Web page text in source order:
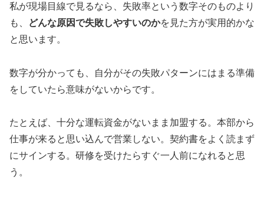
私が現場目線で見るなら、失敗率という数字そのものより
も、
どんな原因で失敗しやすいのかを見た方が実用的かな
と思います。
数字が分かっても、自分がその失敗パターンにはまる準備
をしていたら意味がないからです。
たとえば、十分な運転資金がないまま加盟する。本部から
仕事が来ると思い込んで営業しない。契約書をよく読まず
にサインする。研修を受けたらすぐ一人前になれると思
う。